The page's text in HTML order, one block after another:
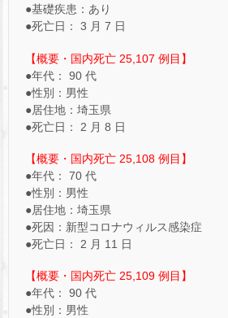
●基礎疾患：あり
●死亡日： 3 月 7 日
【概要・国内死亡 25,107 例目】
●年代： 90 代
●性別：男性
●居住地：埼玉県
●死亡日： 2 月 8 日
【概要・国内死亡 25,108 例目】
●年代： 70 代
●性別：男性
●居住地：埼玉県
●死因：新型コロナウィルス感染症
●死亡日： 2 月 11 日
【概要・国内死亡 25,109 例目】
●年代： 90 代
●性別：男性